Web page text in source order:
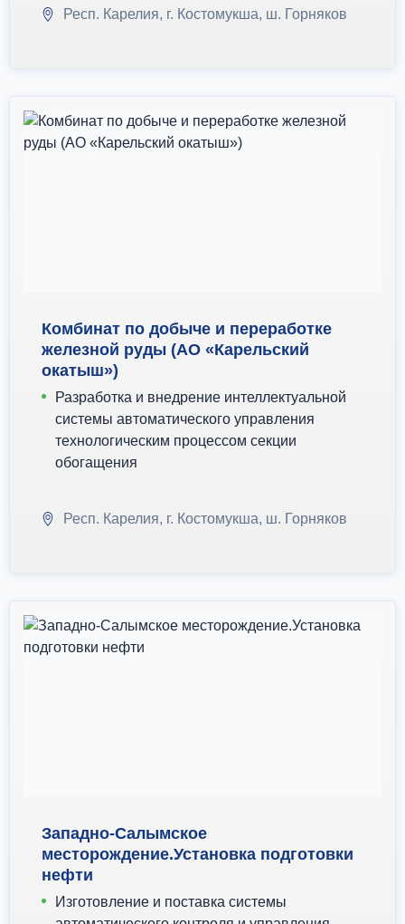
Респ. Карелия, г. Костомукша, ш. Горняков
Комбинат по добыче и переработке
железной руды (АО «Карельский
окатыш»)
Разработка и внедрение интеллектуальной
системы автоматического управления
технологическим процессом секции
обогащения
Респ. Карелия, г. Костомукша, ш. Горняков
Западно-Салымское
месторождение.Установка подготовки
нефти
Изготовление и поставка системы